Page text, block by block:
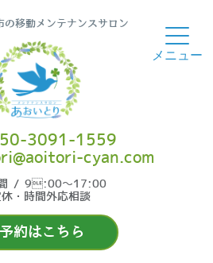
の移動メンテナンスサロン
約はこちら
3091-1559
cyan.com
間 / 9:00〜17:00
・時間外応相談